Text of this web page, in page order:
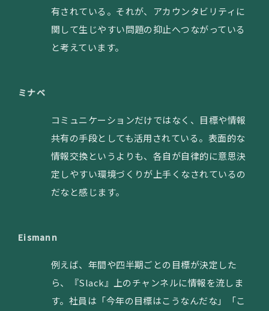
有されている。それが、アカウンタビリティに
関して生じやすい問題の抑止へつながっている
と考えています。
ミナベ
コミュニケーションだけではなく、目標や情報
共有の手段としても活用されている。表面的な
情報交換というよりも、各自が自律的に意思決
定しやすい環境づくりが上手くなされているの
だなと感じます。
Eismann
例えば、年間や四半期ごとの目標が決定した
ら、『Slack』上のチャンネルに情報を流しま
す。社員は「今年の目標はこうなんだな」「こ